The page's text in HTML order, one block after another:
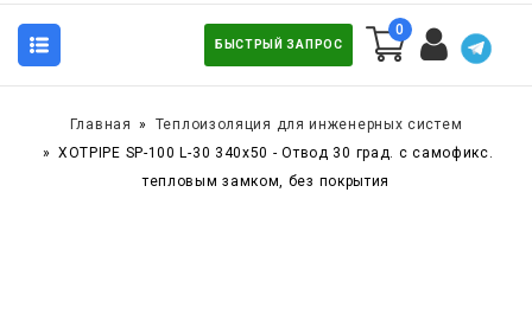
БЫСТРЫЙ ЗАПРОС
0
Главная
Теплоизоляция для инженерных систем
XOTPIPE SP-100 L-30 340x50 - Отвод 30 град. c самофикс.
тепловым замком, без покрытия